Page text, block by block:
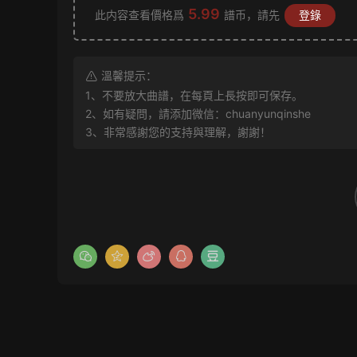
此内容查看價格爲 5.99 譜币，請先 登錄
溫馨提示：
1、不要放大曲譜，在每頁上長按即可保存。
2、如有疑問，請添加微信：chuanyunqinshe
3、非常感謝您的支持與理解，謝謝！